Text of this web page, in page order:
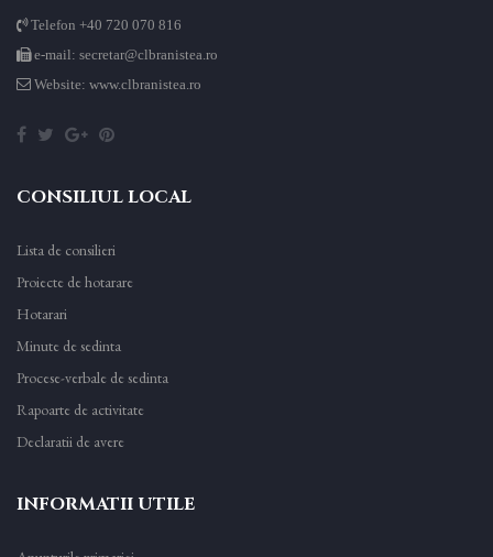
Telefon +40 720 070 816
e-mail: secretar@clbranistea.ro
Website: www.clbranistea.ro
CONSILIUL LOCAL
Lista de consilieri
Proiecte de hotarare
Hotarari
Minute de sedinta
Procese-verbale de sedinta
Rapoarte de activitate
Declaratii de avere
INFORMATII UTILE